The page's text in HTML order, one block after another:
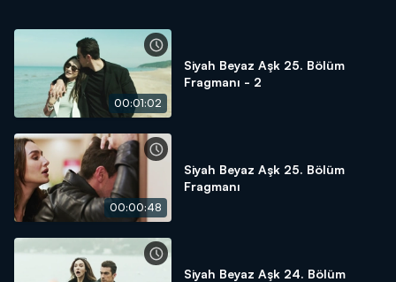
00:01:02
Siyah Beyaz Aşk 25. Bölüm
Fragmanı - 2
00:00:48
Siyah Beyaz Aşk 25. Bölüm
Fragmanı
Siyah Beyaz Aşk 24. Bölüm